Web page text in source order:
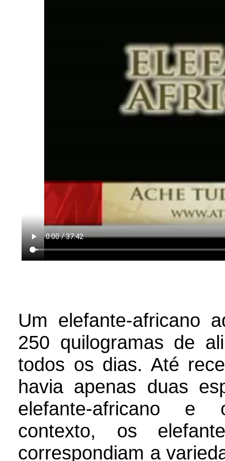
Um elefante-africano
250 quilogramas de
todos os dias. Até
havia apenas duas
elefante-africano e
contexto, os
correspondiam a